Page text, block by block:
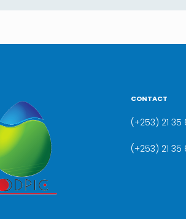
CONTACT
(+253) 21 35
(+253) 21 35